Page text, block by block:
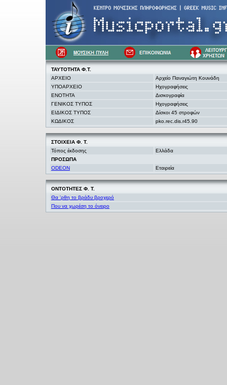
ΤΑΥΤΟΤΗΤΑ Φ.Τ.
ΑΡΧΕΙΟ
Αρχείο Παναγιώτη Κουνάδη
ΥΠΟΑΡΧΕΙΟ
Ηχογραφήσεις
ΕΝΟΤΗΤΑ
Δισκογραφία
ΓΕΝΙΚΟΣ ΤΥΠΟΣ
Ηχογραφήσεις
ΕΙΔΙΚΟΣ ΤΥΠΟΣ
Δίσκοι 45 στροφών
ΚΩΔΙΚΟΣ
pko.rec.dis.r45.90
ΣΤΟΙΧΕΙΑ Φ. Τ.
Τόπος έκδοσης
Ελλάδα
ΠΡΟΣΩΠΑ
ODEON
Εταιρεία
ΟΝΤΟΤΗΤΕΣ Φ. Τ.
Θα 'ρθη το βράδυ βροχερό
Που να χωρέση το όνειρο